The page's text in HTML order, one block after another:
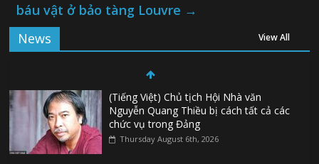
báu vật ở bảo tàng Louvre →
News
View All
(Tiếng Việt) Chủ tịch Hội Nhà văn
Nguyễn Quang Thiều bị cách tất cả các
chức vụ trong Đảng
Thursday August 6th, 2026